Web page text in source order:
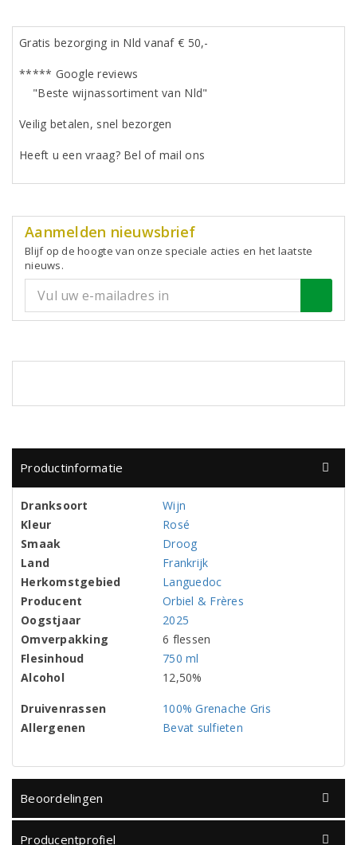
Gratis bezorging in Nld vanaf € 50,-
***** Google reviews
"Beste wijnassortiment van Nld"
Veilig betalen, snel bezorgen
Heeft u een vraag? Bel of mail ons
Aanmelden nieuwsbrief
Blijf op de hoogte van onze speciale acties en het laatste
nieuws.
Productinformatie
Dranksoort
Wijn
Kleur
Rosé
Smaak
Droog
Land
Frankrijk
Herkomstgebied
Languedoc
Producent
Orbiel & Frères
Oogstjaar
2025
Omverpakking
6 flessen
Flesinhoud
750 ml
Alcohol
12,50%
Druivenrassen
100% Grenache Gris
Allergenen
Bevat sulfieten
Beoordelingen
Producentprofiel